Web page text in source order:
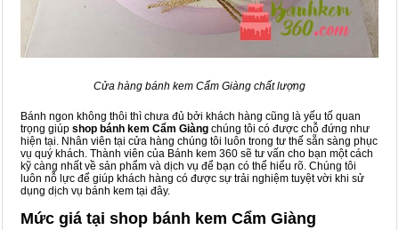
Cửa hàng bánh kem Cẩm Giàng chất lượng
Bánh ngon không thôi thì chưa đủ bởi khách hàng cũng là yếu tố quan
trọng giúp shop bánh kem Cẩm Giàng chúng tôi có được chỗ đứng như
hiện tại. Nhân viên tại cửa hàng chúng tôi luôn trong tư thế sẵn sàng phục
vụ quý khách. Thành viên của Bánh kem 360 sẽ tư vấn cho bạn một cách
kỹ càng nhất về sản phẩm và dịch vụ để bạn có thể hiểu rõ. Chúng tôi
luôn nỗ lực để giúp khách hàng có được sự trải nghiệm tuyệt vời khi sử
dụng dịch vụ bánh kem tại đây.
Mức giá tại shop bánh kem Cẩm Giàng